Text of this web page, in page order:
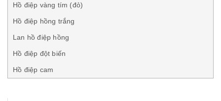
Hồ điệp vàng tím (đỏ)
Hồ điệp hồng trắng
Lan hồ điệp hồng
Hồ điệp đột biến
Hồ điệp cam